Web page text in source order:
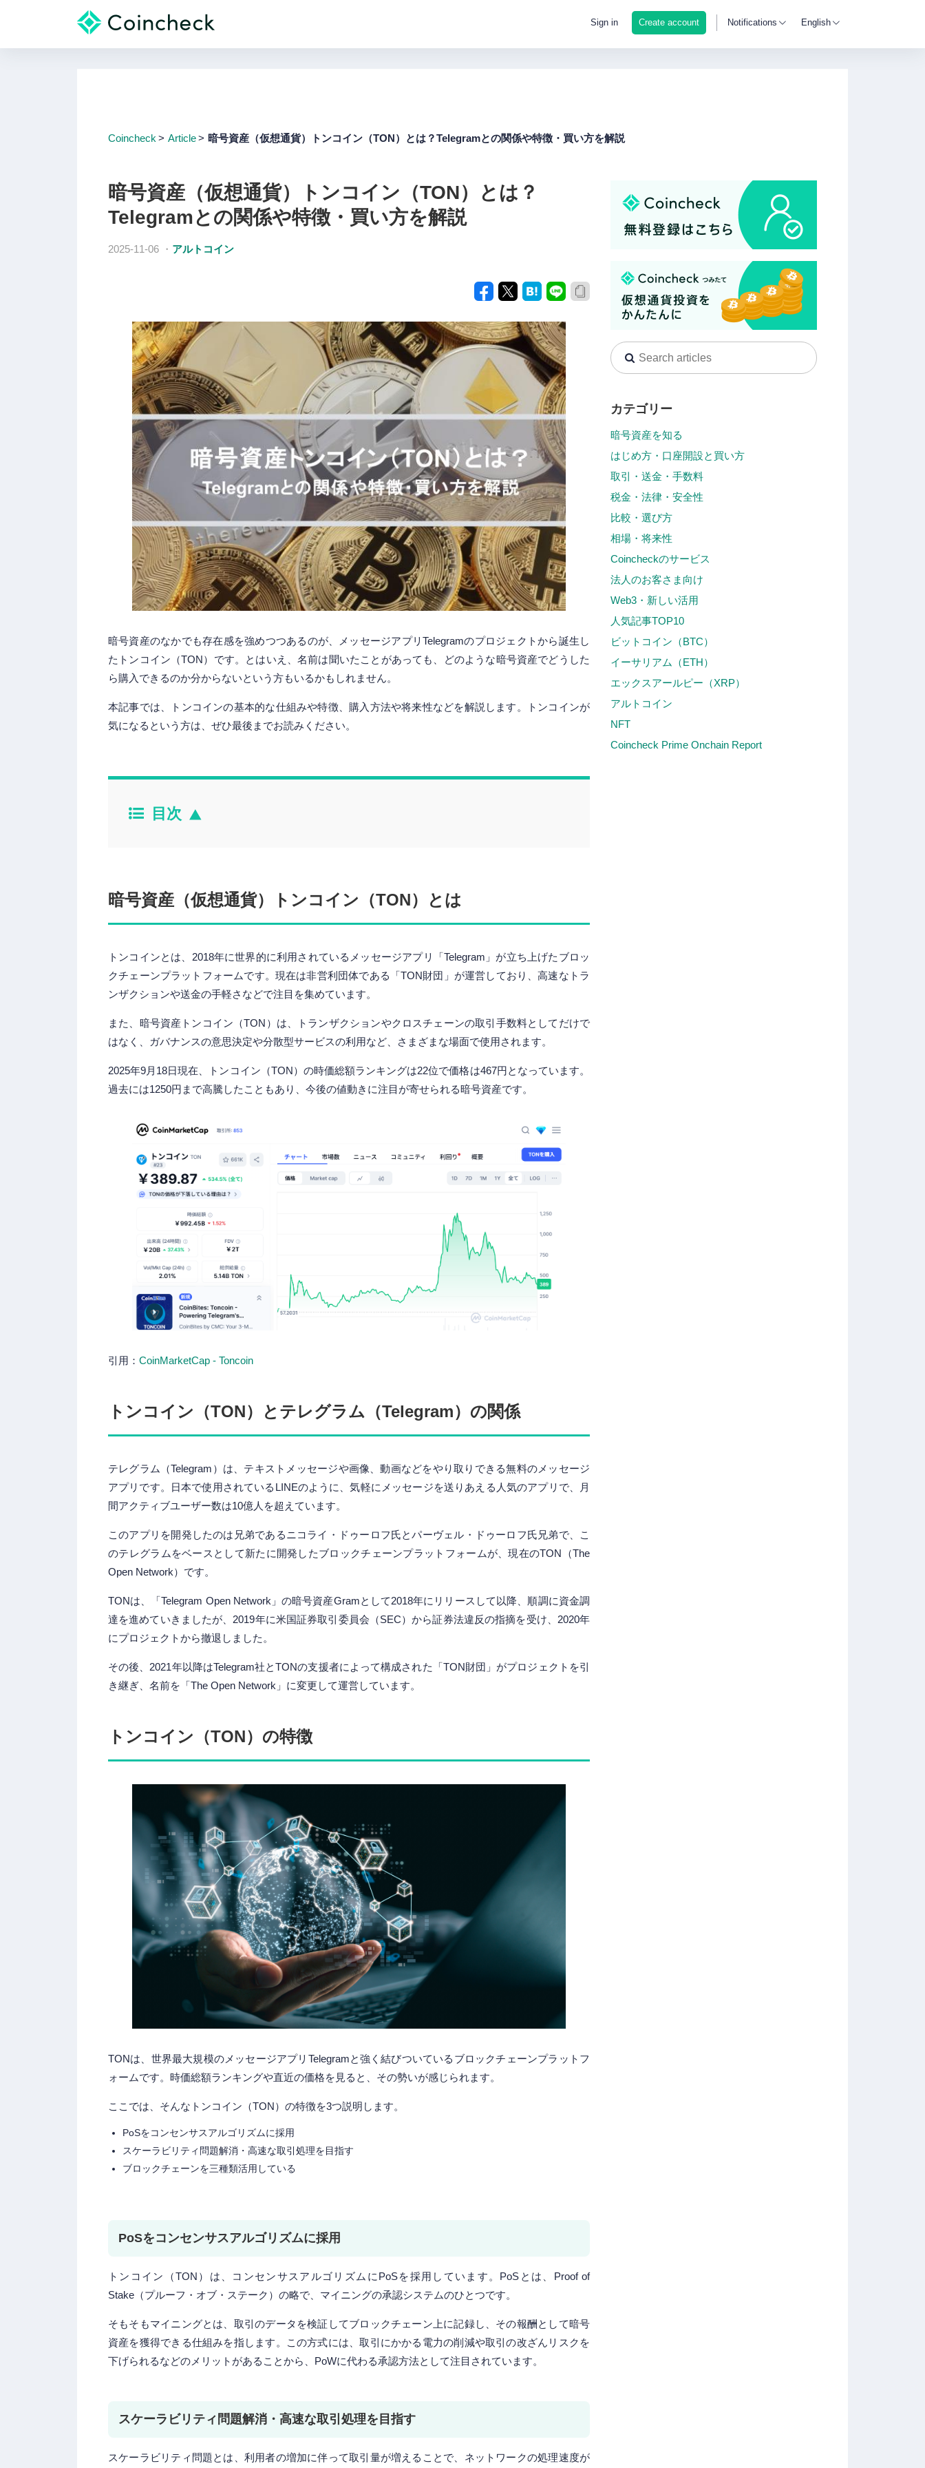
Sign in Create account Notifications English
Coincheck Article 暗号資産（仮想通貨）トンコイン（TON）とは？Telegramとの関係や特徴・買い方を解説
暗号資産（仮想通貨）トンコイン（TON）とは？
Telegramとの関係や特徴・買い方を解説
2025-11-06 ・ アルトコイン
暗号資産のなかでも存在感を強めつつあるのが、メッセージアプリTelegramのプロジェクトから誕生し
たトンコイン（TON）です。とはいえ、名前は聞いたことがあっても、どのような暗号資産でどうした
ら購入できるのか分からないという方もいるかもしれません。
本記事では、トンコインの基本的な仕組みや特徴、購入方法や将来性などを解説します。トンコインが
気になるという方は、ぜひ最後までお読みください。
目次
暗号資産（仮想通貨）トンコイン（TON）とは
トンコインとは、2018年に世界的に利用されているメッセージアプリ「Telegram」が立ち上げたブロッ
クチェーンプラットフォームです。現在は非営利団体である「TON財団」が運営しており、高速なトラ
ンザクションや送金の手軽さなどで注目を集めています。
また、暗号資産トンコイン（TON）は、トランザクションやクロスチェーンの取引手数料としてだけで
はなく、ガバナンスの意思決定や分散型サービスの利用など、さまざまな場面で使用されます。
2025年9月18日現在、トンコイン（TON）の時価総額ランキングは22位で価格は467円となっています。
過去には1250円まで高騰したこともあり、今後の値動きに注目が寄せられる暗号資産です。
引用： CoinMarketCap - Toncoin
トンコイン（TON）とテレグラム（Telegram）の関係
テレグラム（Telegram）は、テキストメッセージや画像、動画などをやり取りできる無料のメッセージ
アプリです。日本で使用されているLINEのように、気軽にメッセージを送りあえる人気のアプリで、月
間アクティブユーザー数は10億人を超えています。
このアプリを開発したのは兄弟であるニコライ・ドゥーロフ氏とパーヴェル・ドゥーロフ氏兄弟で、こ
のテレグラムをベースとして新たに開発したブロックチェーンプラットフォームが、現在のTON（The
Open Network）です。
TONは、「Telegram Open Network」の暗号資産Gramとして2018年にリリースして以降、順調に資金調
達を進めていきましたが、2019年に米国証券取引委員会（SEC）から証券法違反の指摘を受け、2020年
にプロジェクトから撤退しました。
その後、2021年以降はTelegram社とTONの支援者によって構成された「TON財団」がプロジェクトを引
き継ぎ、名前を「The Open Network」に変更して運営しています。
トンコイン（TON）の特徴
TONは、世界最大規模のメッセージアプリTelegramと強く結びついているブロックチェーンプラットフ
ォームです。時価総額ランキングや直近の価格を見ると、その勢いが感じられます。
ここでは、そんなトンコイン（TON）の特徴を3つ説明します。
PoSをコンセンサスアルゴリズムに採用
スケーラビリティ問題解消・高速な取引処理を目指す
ブロックチェーンを三種類活用している
PoSをコンセンサスアルゴリズムに採用
トンコイン（TON）は、コンセンサスアルゴリズムにPoSを採用しています。PoSとは、Proof of
Stake（プルーフ・オブ・ステーク）の略で、マイニングの承認システムのひとつです。
そもそもマイニングとは、取引のデータを検証してブロックチェーン上に記録し、その報酬として暗号
資産を獲得できる仕組みを指します。この方式には、取引にかかる電力の削減や取引の改ざんリスクを
下げられるなどのメリットがあることから、PoWに代わる承認方法として注目されています。
スケーラビリティ問題解消・高速な取引処理を目指す
スケーラビリティ問題とは、利用者の増加に伴って取引量が増えることで、ネットワークの処理速度が
カテゴリー
暗号資産を知る
はじめ方・口座開設と買い方
取引・送金・手数料
税金・法律・安全性
比較・選び方
相場・将来性
Coincheckのサービス
法人のお客さま向け
Web3・新しい活用
人気記事TOP10
ビットコイン（BTC）
イーサリアム（ETH）
エックスアールピー（XRP）
アルトコイン
NFT
Coincheck Prime Onchain Report